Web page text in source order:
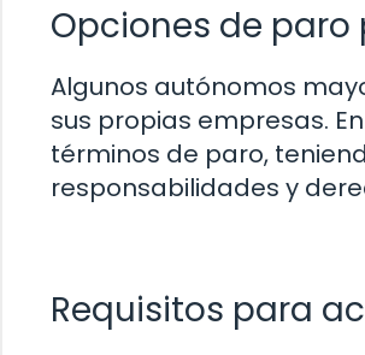
Opciones de
Algunos autónomos
sus propias empresas.
términos de paro,
responsabilidades y
Requisitos para